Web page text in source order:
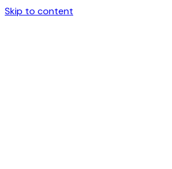
Skip to content